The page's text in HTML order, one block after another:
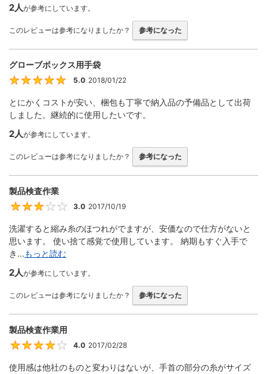
2人が参考にしています。
このレビューは参考になりましたか？ 参考になった
グローブボックス用手袋
5
5.0 2018/01/22
とにかくコストが安い、梱包も丁寧で納入品の予備品として出荷
しました。継続的に使用したいです。
2人が参考にしています。
このレビューは参考になりましたか？ 参考になった
製品検査作業
3.0 2017/10/19
洗濯すると縮み糸のほつれがでますが、安価なので仕方がないと
思います。 使い捨て感覚で使用しています。 納期もすぐ入手で
き...もっと読む
2人が参考にしています。
このレビューは参考になりましたか？ 参考になった
製品検査作業用
4
4.0 2017/02/28
使用感は他社のものと変わりはないが、手首の部分の糸がサイズ